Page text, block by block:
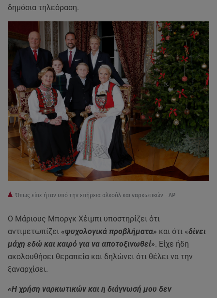
δημόσια τηλεόραση.
Όπως είπε ήταν υπό την επήρεια αλκοόλ και ναρκωτικών - AP
Ο Μάριους Μποργκ Χέιμπι υποστηρίζει ότι
αντιμετωπίζει «ψυχολογικά προβλήματα» και ότι «δίνει
μάχη εδώ και καιρό για να αποτοξινωθεί». Είχε ήδη
ακολουθήσει θεραπεία και δηλώνει ότι θέλει να την
ξαναρχίσει.
«Η χρήση ναρκωτικών και η διάγνωσή μου δεν